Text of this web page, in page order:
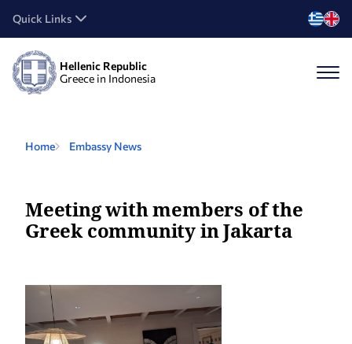
Quick Links
Hellenic Republic
Greece in Indonesia
Home Embassy News
Meeting with members of the
Greek community in Jakarta